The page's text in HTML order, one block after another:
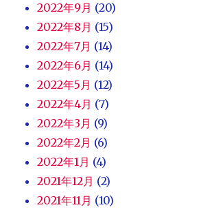
2022年9月 (20)
2022年8月 (15)
2022年7月 (14)
2022年6月 (14)
2022年5月 (12)
2022年4月 (7)
2022年3月 (9)
2022年2月 (6)
2022年1月 (4)
2021年12月 (2)
2021年11月 (10)